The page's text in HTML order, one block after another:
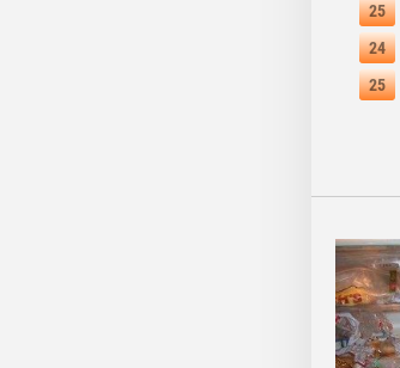
25
24
25